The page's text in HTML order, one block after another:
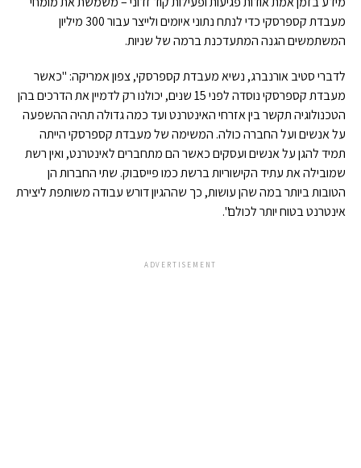
מעבדת קספרסקי כדי לנתח נתוני איומים ולייצר עבור 300 מיליון
המשתמשים הגנה המתעדכנת ברמה של שניות.
לדברי סטיב אורנברג, נשיא מעבדת קספרסקי, צפון אמריקה: "כאשר
מעבדת קספרסקי נוסדה לפני 15 שנים, יכולנו רק לדמיין את הדרכים בהן
הטכנולוגיה תקשר בין אזרחי האינטרנט ועד כמה גדולה תהיה ההשפעה
על אנשים ועל החברה כולה. המשימה של מעבדת קספרסקי הייתה
תמיד להגן על אנשים ועסקים כאשר הם מתחברים לאינטרנט, ואין רשת
שמובילה את עתיד הקישוריות ברשת כמו פייסבוק. שתי החברות הן
הטובות ביותר במה שהן עושות, כך שההגיון דורש עבודה משותפת ליצירת
אינטרנט בטוח יותר לכולם".
ADVERTISEMENT